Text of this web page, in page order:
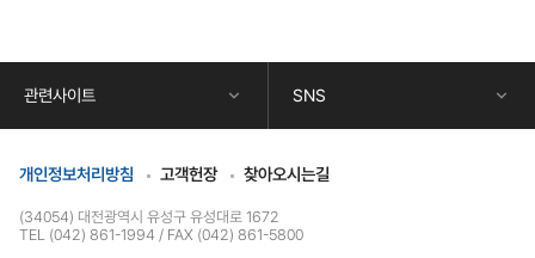
하
단
보
관련사이트 SNS
개인정보처리방침 고객헌장 찾아오시는길
(34054) 대전광역시 유성구 유성대로 1672
TEL (042) 861-1994
FAX (042) 861-5800